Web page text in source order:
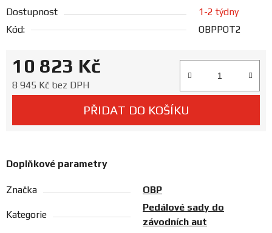
Blog
a
katalogy
Dostupnost
1-2 týdny
Kód:
OBPPOT2
10 823 Kč
8 945 Kč bez DPH
PŘIDAT DO KOŠÍKU
Doplňkové parametry
Značka OBP
Kategorie
Pedálové sady do
závodních aut